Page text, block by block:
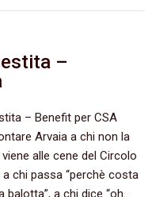
–
– Benefit per CSA
Arvaia a chi non la
alle cene del Circolo
a chi passa “perchè costa
balotta”, a chi dice “oh…